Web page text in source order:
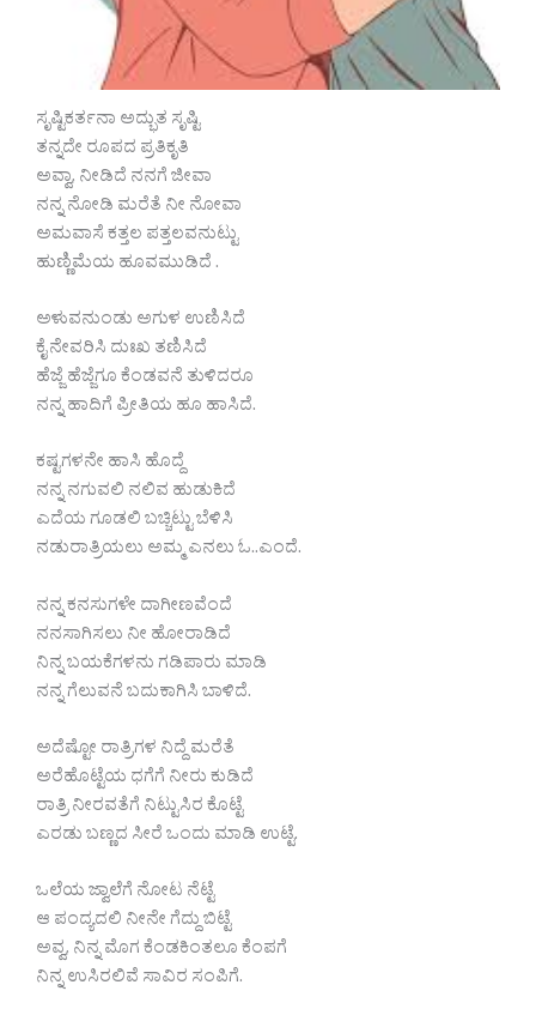
ಸೃಷ್ಟಿಕರ್ತನಾ ಅದ್ಭುತ ಸೃಷ್ಟಿ
ತನ್ನದೇ ರೂಪದ ಪ್ರತಿಕೃತಿ
ಅವ್ವಾ, ನೀಡಿದೆ ನನಗೆ ಜೀವಾ
ನನ್ನ ನೋಡಿ ಮರೆತೆ ನೀ ನೋವಾ
ಅಮವಾಸೆ ಕತ್ತಲ ಪತ್ತಲವನುಟ್ಟು
ಹುಣ್ಣಿಮೆಯ ಹೂವಮುಡಿದೆ .
ಅಳುವನುಂಡು ಅಗುಳ ಉಣಿಸಿದೆ
ಕೈ ನೇವರಿಸಿ ದುಃಖ ತಣಿಸಿದೆ
ಹೆಜ್ಜೆ ಹೆಜ್ಜೆಗೂ ಕೆಂಡವನೆ ತುಳಿದರೂ
ನನ್ನ ಹಾದಿಗೆ ಪ್ರೀತಿಯ ಹೂ ಹಾಸಿದೆ.
ಕಷ್ಟಗಳನೇ ಹಾಸಿ ಹೊದ್ದೆ
ನನ್ನ ನಗುವಲಿ ನಲಿವ ಹುಡುಕಿದೆ
ಎದೆಯ ಗೂಡಲಿ ಬಚ್ಚಿಟ್ಟು ಬೆಳಿಸಿ
ನಡುರಾತ್ರಿಯಲು ಅಮ್ಮ ಎನಲು ಓ..ಎಂದೆ.
ನನ್ನ ಕನಸುಗಳೇ ದಾಗೀಣವೆಂದೆ
ನನಸಾಗಿಸಲು ನೀ ಹೋರಾಡಿದೆ
ನಿನ್ನ ಬಯಕೆಗಳನು ಗಡಿಪಾರು ಮಾಡಿ
ನನ್ನ ಗೆಲುವನೆ ಬದುಕಾಗಿಸಿ ಬಾಳಿದೆ.
ಅದೆಷ್ಟೋ ರಾತ್ರಿಗಳ ನಿದ್ದೆ ಮರೆತೆ
ಅರೆಹೊಟ್ಟೆಯ ಧಗೆಗೆ ನೀರು ಕುಡಿದೆ
ರಾತ್ರಿ ನೀರವತೆಗೆ ನಿಟ್ಟುಸಿರ ಕೊಟ್ಟೆ
ಎರಡು ಬಣ್ಣದ ಸೀರೆ ಒಂದು ಮಾಡಿ ಉಟ್ಟೆ.
ಒಲೆಯ ಜ್ವಾಲೆಗೆ ನೋಟ ನೆಟ್ಟೆ
ಆ ಪಂದ್ಯದಲಿ ನೀನೇ ಗೆದ್ದು ಬಿಟ್ಟೆ
ಅವ್ವ, ನಿನ್ನ ಮೊಗ ಕೆಂಡಕಿಂತಲೂ ಕೆಂಪಗೆ
ನಿನ್ನ ಉಸಿರಲಿವೆ ಸಾವಿರ ಸಂಪಿಗೆ.